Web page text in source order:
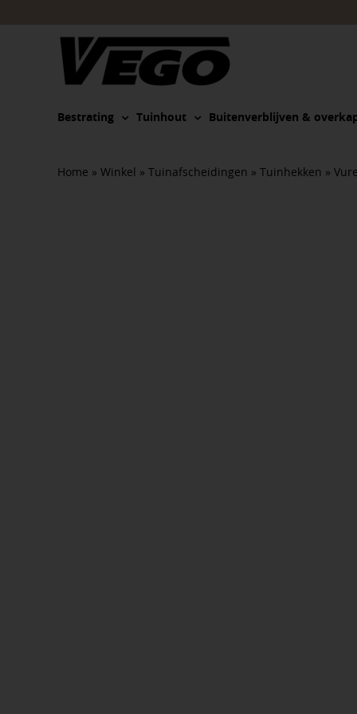
Bestrating Tuinhout Buitenverblijven &
Home » Winkel » Tuinafscheidingen » Tuinhekken »